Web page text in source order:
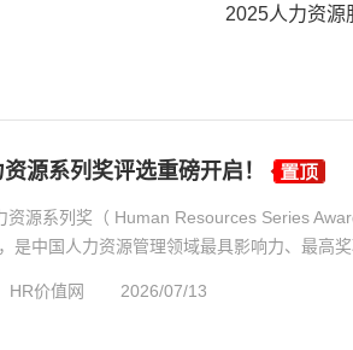
2025人力资源
源系列奖评选重磅开启！
资源系列奖（ Human Resources Series
是中国人力资源管理领域最具影响力、最高
业...
HR价值网 2026/07/13